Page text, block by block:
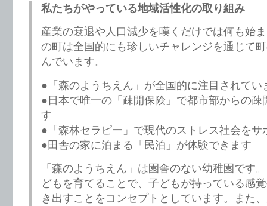
私たちがやっている地域活性化の取り組み
産業の衰退や人口減少を嘆くだけでは何も始
の町は全国的にも珍しいチャレンジを通じて
んでいます。
●「森のようちえん」が全国的に注目されてい
●日本で唯一の「疎開保険」で都市部からの疎
す
●「森林セラピー」で現代のストレス社会をサ
●田舎の家に泊まる「民泊」が体験できます
「森のようちえん」は園舎のない幼稚園です
どもを育てることで、子どもが持っている感
き出すことをコンセプトとしています。また